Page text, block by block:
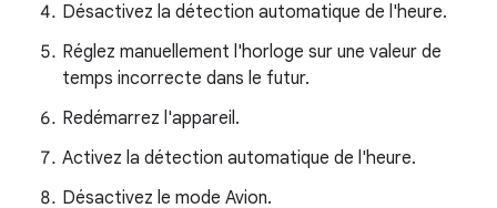
Désactivez la détection automatique de l'heure.
Réglez manuellement l'horloge sur une valeur de
temps incorrecte dans le futur.
Redémarrez l'appareil.
Activez la détection automatique de l'heure.
Désactivez le mode Avion.